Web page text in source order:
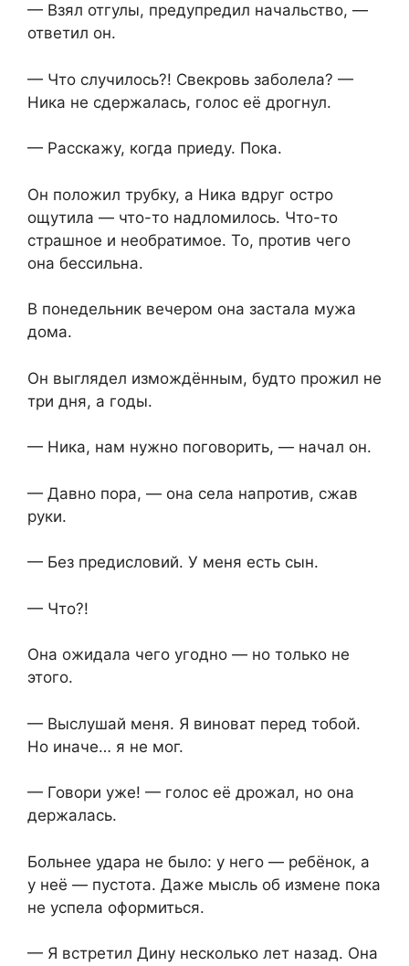
— Взял отгулы, предупредил начальство, —
ответил он.
— Что случилось?! Свекровь заболела? —
Ника не сдержалась, голос её дрогнул.
— Расскажу, когда приеду. Пока.
Он положил трубку, а Ника вдруг остро
ощутила — что-то надломилось. Что-то
страшное и необратимое. То, против чего
она бессильна.
В понедельник вечером она застала мужа
дома.
Он выглядел измождённым, будто прожил не
три дня, а годы.
— Ника, нам нужно поговорить, — начал он.
— Давно пора, — она села напротив, сжав
руки.
— Без предисловий. У меня есть сын.
— Что?!
Она ожидала чего угодно — но только не
этого.
— Выслушай меня. Я виноват перед тобой.
Но иначе… я не мог.
— Говори уже! — голос её дрожал, но она
держалась.
Больнее удара не было: у него — ребёнок, а
у неё — пустота. Даже мысль об измене пока
не успела оформиться.
— Я встретил Дину несколько лет назад. Она